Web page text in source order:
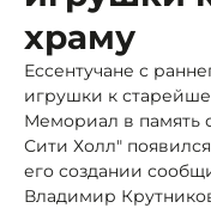
храму
Ессентучане с
игрушки к
Мемориал в память
Сити Холл"
его создании
Владимир